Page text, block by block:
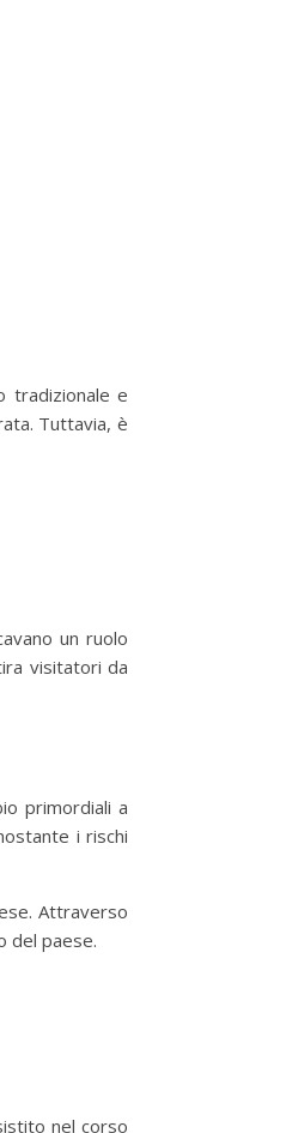
tradizionale e
Tuttavia, è
un ruolo
visitatori da
primordiali a
i rischi
Attraverso
del paese.
nel corso